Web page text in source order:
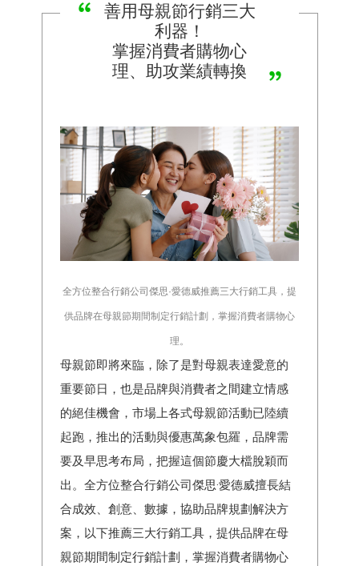
善用母親節行銷三大
利器！
掌握消費者購物心
理、助攻業績轉換
全方位整合行銷公司傑思·愛德威推薦三大行銷工具，提
供品牌在母親節期間制定行銷計劃，掌握消費者購物心
理。
母親節即將來臨，除了是對母親表達愛意的
重要節日，也是品牌與消費者之間建立情感
的絕佳機會，市場上各式母親節活動已陸續
起跑，推出的活動與優惠萬象包羅，品牌需
要及早思考布局，把握這個節慶大檔脫穎而
出。全方位整合行銷公司傑思·愛德威擅長結
合成效、創意、數據，協助品牌規劃解決方
案，以下推薦三大行銷工具，提供品牌在母
親節期間制定行銷計劃，掌握消費者購物心